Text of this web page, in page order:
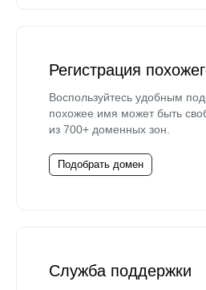
Регистрация
Воспользуйтесь удобным
похожее имя может быть
из 700+ доменных зон.
Подобрать домен
Служба поддержки